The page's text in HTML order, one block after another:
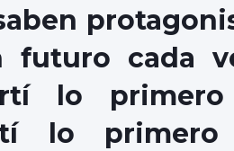
futuro cada
lo
lo